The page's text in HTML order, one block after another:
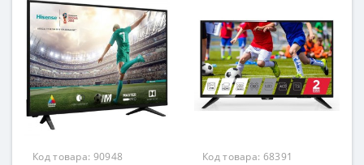
Код товара: 90948
Код товара: 68391